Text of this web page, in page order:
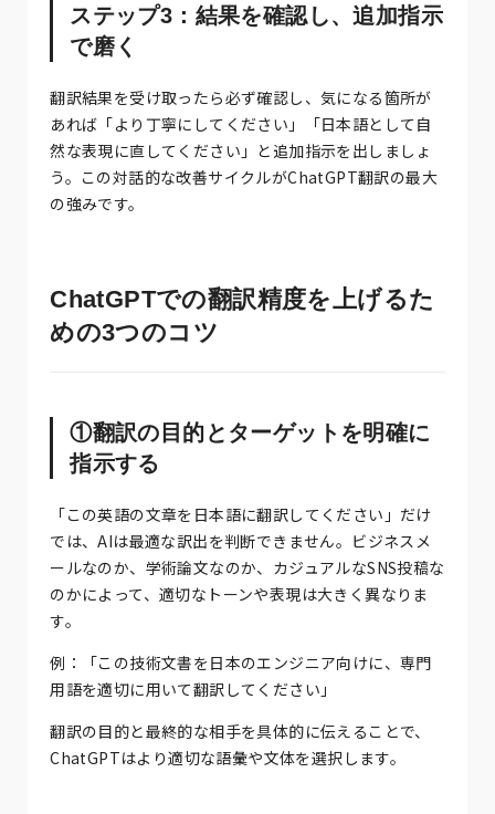
ステップ3：結果を確認し、追加指示
で磨く
翻訳結果を受け取ったら必ず確認し、気になる箇所が
あれば「より丁寧にしてください」「日本語として自
然な表現に直してください」と追加指示を出しましょ
う。この対話的な改善サイクルがChatGPT翻訳の最大
の強みです。
ChatGPTでの翻訳精度を上げるた
めの3つのコツ
①翻訳の目的とターゲットを明確に
指示する
「この英語の文章を日本語に翻訳してください」だけ
では、AIは最適な訳出を判断できません。ビジネスメ
ールなのか、学術論文なのか、カジュアルなSNS投稿な
のかによって、適切なトーンや表現は大きく異なりま
す。
例：「この技術文書を日本のエンジニア向けに、専門
用語を適切に用いて翻訳してください」
翻訳の目的と最終的な相手を具体的に伝えることで、
ChatGPTはより適切な語彙や文体を選択します。